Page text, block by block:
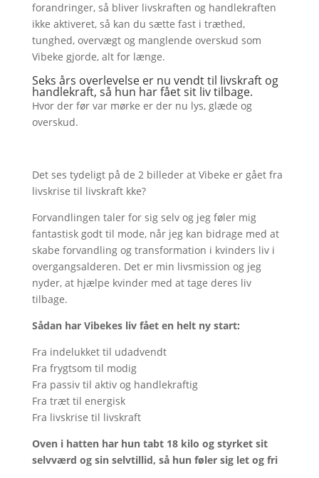
forandringer, så bliver livskraften og handlekraften
ikke aktiveret, så kan du sætte fast i træthed,
tunghed, overvægt og manglende overskud som
Vibeke gjorde, alt for længe.
Seks års overlevelse er nu vendt til livskraft og
handlekraft, så hun har fået sit liv tilbage.
Hvor der før var mørke er der nu lys, glæde og
overskud.
Det ses tydeligt på de 2 billeder at Vibeke er gået fra
livskrise til livskraft kke?
Forvandlingen taler for sig selv og jeg føler mig
fantastisk godt til mode, når jeg kan bidrage med at
skabe forvandling og transformation i kvinders liv i
overgangsalderen. Det er min livsmission og jeg
nyder, at hjælpe kvinder med at tage deres liv
tilbage.
Sådan har Vibekes liv fået en helt ny start:
Fra indelukket til udadvendt
Fra frygtsom til modig
Fra passiv til aktiv og handlekraftig
Fra træt til energisk
Fra livskrise til livskraft
Oven i hatten har hun tabt 18 kilo og styrket sit
selvværd og sin selvtillid, så hun føler sig let og fri